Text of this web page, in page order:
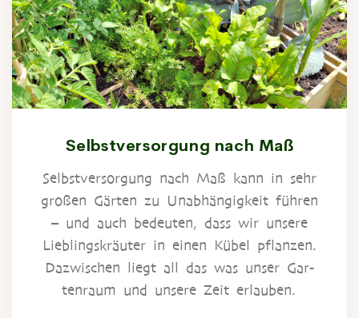
Selbstversorgung nach Maß
Selbst­ver­sor­gung nach Maß kann in sehr
gro­ßen Gär­ten zu Unab­hän­gig­keit füh­ren
– und auch bedeu­ten, dass wir unse­re
Lieb­lings­kräu­ter in einen Kübel pflan­zen.
Dazwi­schen liegt all das was unser Gar­
ten­raum und unse­re Zeit erlauben.